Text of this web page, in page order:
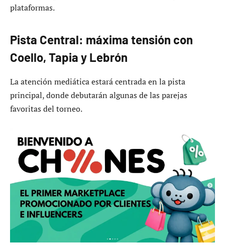
plataformas.
Pista Central: máxima tensión con
Coello, Tapia y Lebrón
La atención mediática estará centrada en la pista
principal, donde debutarán algunas de las parejas
favoritas del torneo.